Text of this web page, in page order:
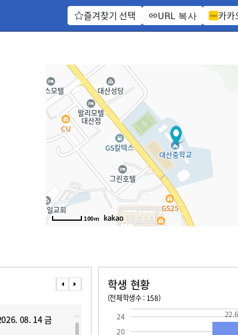
즐겨찾기 선택 URL 복사 카카
100m
08. 14 금 2026. 08. 15 토 ~ 2026. 08. 21 금
학생 현황
(전체학생수 : 158)
20
24 22.6